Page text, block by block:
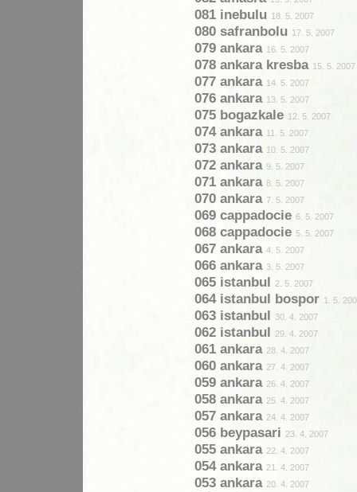
081 inebulu 18. 5. 2007
080 safranbolu 17. 5. 2007
079 ankara 16. 5. 2007
078 ankara kresba 15. 5. 2007
077 ankara 14. 5. 2007
076 ankara 13. 5. 2007
075 bogazkale 12. 5. 2007
074 ankara 11. 5. 2007
073 ankara 10. 5. 2007
072 ankara 9. 5. 2007
071 ankara 8. 5. 2007
070 ankara 7. 5. 2007
069 cappadocie 6. 5. 2007
068 cappadocie 5. 5. 2007
067 ankara 4. 5. 2007
066 ankara 3. 5. 2007
065 istanbul 2. 5. 2007
064 istanbul bospor 1. 5.
063 istanbul 30. 4. 2007
062 istanbul 29. 4. 2007
061 ankara 28. 4. 2007
060 ankara 27. 4. 2007
059 ankara 26. 4. 2007
058 ankara 25. 4. 2007
057 ankara 24. 4. 2007
056 beypasari 23. 4. 2007
055 ankara 22. 4. 2007
054 ankara 21. 4. 2007
053 ankara 20. 4. 2007